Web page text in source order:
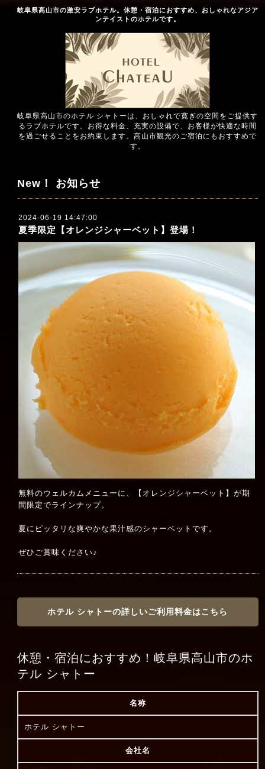
岐阜県高山市の激安ラブホテル。休憩・宿泊におすすめ、おしゃれなアジア
ンテイストのホテルです。
岐阜県高山市のホテル シャトーは、おしゃれで寛ぎの空間をご提供す
るラブホテルです。お得な料金、充実の設備で、お客様が快適な時間
を過ごせることをお約束します。高山市観光のご宿泊にもおすすめで
す。
New！ お知らせ
2024-06-19 14:47:00
夏季限定【オレンジシャーベット】登場！
無料のウェルカムメニューに、【オレンジシャーベット】が期
間限定でラインナップ。
夏にピッタリな爽やかな果汁感のシャーベットです。
ぜひご賞味ください♪
ホテル シャトーの詳しいご利用料金はこちら
休憩・宿泊におすすめ！岐阜県高山市のホ
テル シャトー
名称
ホテル シャトー
会社名